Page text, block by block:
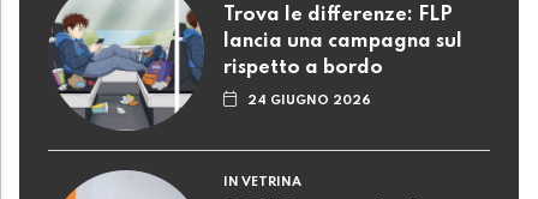
Trova le differenze: FLP
lancia una campagna sul
rispetto a bordo
24 GIUGNO 2026
IN VETRINA